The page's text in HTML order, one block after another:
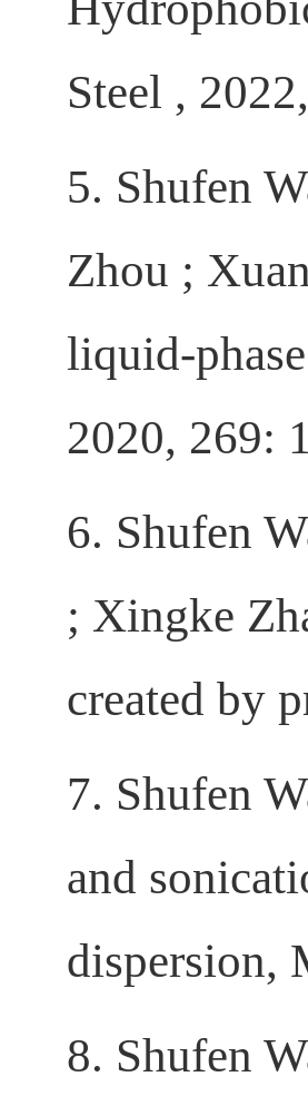
Steel ,
5. Shufen
Zhou ;
liquid-
2020, 269:
6. Shufen
; Xingke
created by
7. Shufen
and
dispersion,
8. Shufen